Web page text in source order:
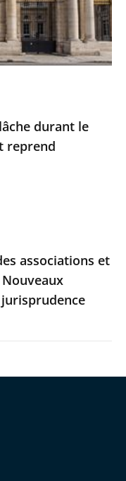
durant le
reprend
associations et